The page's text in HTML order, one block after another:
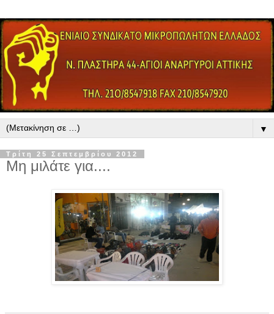
▼
Τρίτη 25 Σεπτεμβρίου 2012
Μη μιλάτε για....